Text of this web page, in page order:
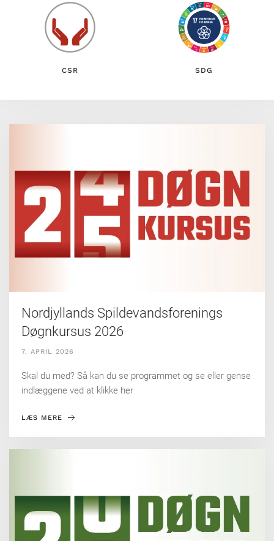
CSR SDG
Nordjyllands Spildevandsforenings
Døgnkursus 2026
7. APRIL 2026
Skal du med? Så kan du se programmet og se eller gense
indlæggene ved at klikke her
LÆS MERE